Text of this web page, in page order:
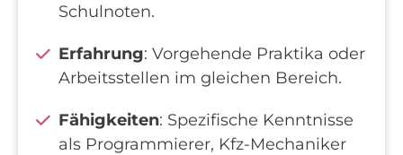
Schulnoten.
Erfahrung: Vorgehende Praktika oder
Arbeitsstellen im gleichen Bereich.
Fähigkeiten: Spezifische Kenntnisse
als Programmierer, Kfz-Mechaniker